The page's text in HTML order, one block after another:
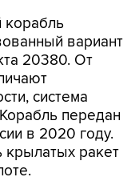
корабль
вариант
20380. От
система
передан
в 2020 году.
крылатых ракет